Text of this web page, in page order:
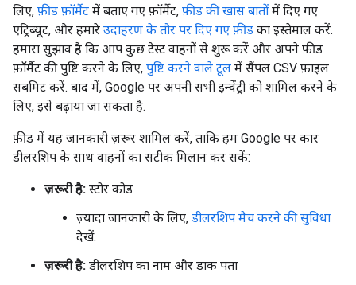
लिए, फ़ीड फ़ॉर्मैट में बताए गए फ़ॉर्मैट, फ़ीड की खास बातों में दिए गए
एट्रिब्यूट, और हमारे उदाहरण के तौर पर दिए गए फ़ीड का इस्तेमाल करें.
हमारा सुझाव है कि आप कुछ टेस्ट वाहनों से शुरू करें और अपने फ़ीड
फ़ॉर्मैट की पुष्टि करने के लिए, पुष्टि करने वाले टूल में सैंपल CSV फ़ाइल
सबमिट करें. बाद में, Google पर अपनी सभी इन्वेंट्री को शामिल करने के
लिए, इसे बढ़ाया जा सकता है.
फ़ीड में यह जानकारी ज़रूर शामिल करें, ताकि हम Google पर कार
डीलरशिप के साथ वाहनों का सटीक मिलान कर सकें:
ज़रूरी है: स्टोर कोड
ज़्यादा जानकारी के लिए, डीलरशिप मैच करने की सुविधा
देखें.
ज़रूरी है: डीलरशिप का नाम और डाक पता